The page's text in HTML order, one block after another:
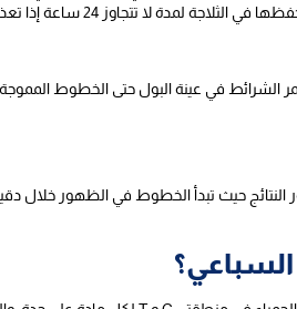
تتجاوز 24 ساعة إذا تعذر التحليل المباشر.
السباعي؟